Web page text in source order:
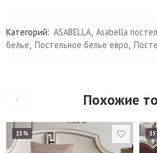
Категорий: ASABELLA, Asabella
белье, Постельное белье евро,
Похожие
15%